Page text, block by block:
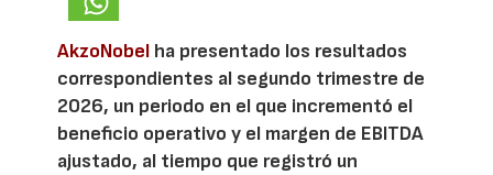
AkzoNobel ha presentado los resultados
correspondientes al segundo trimestre de
2026, un periodo en el que incrementó el
beneficio operativo y el margen de EBITDA
ajustado, al tiempo que registró un